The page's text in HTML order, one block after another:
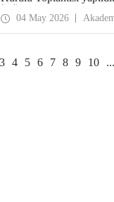
04 May 2026
3 4 5 6 7 8 9 10 ...